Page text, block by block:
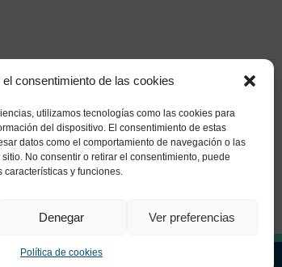
consentimiento de las cookies
utilizamos tecnologías como las cookies para
del dispositivo. El consentimiento de estas
datos como el comportamiento de navegación o las
No consentir o retirar el consentimiento, puede
características y funciones.
Denegar Ver preferencias
Política de cookies